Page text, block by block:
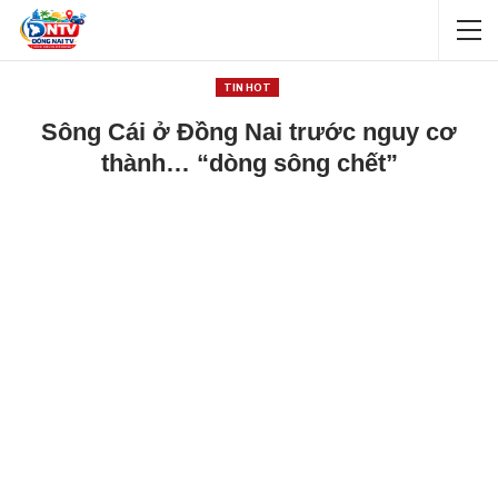
TIN HOT
Sông Cái ở Đồng Nai trước nguy cơ
thành… “dòng sông chết”